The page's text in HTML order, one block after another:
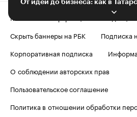
Контактная информация
Редакция
Скрыть баннеры на РБК
Подписка
Корпоративная подписка
О соблюдении авторских прав
Пользовательское соглашение
Политика в отношении обработки